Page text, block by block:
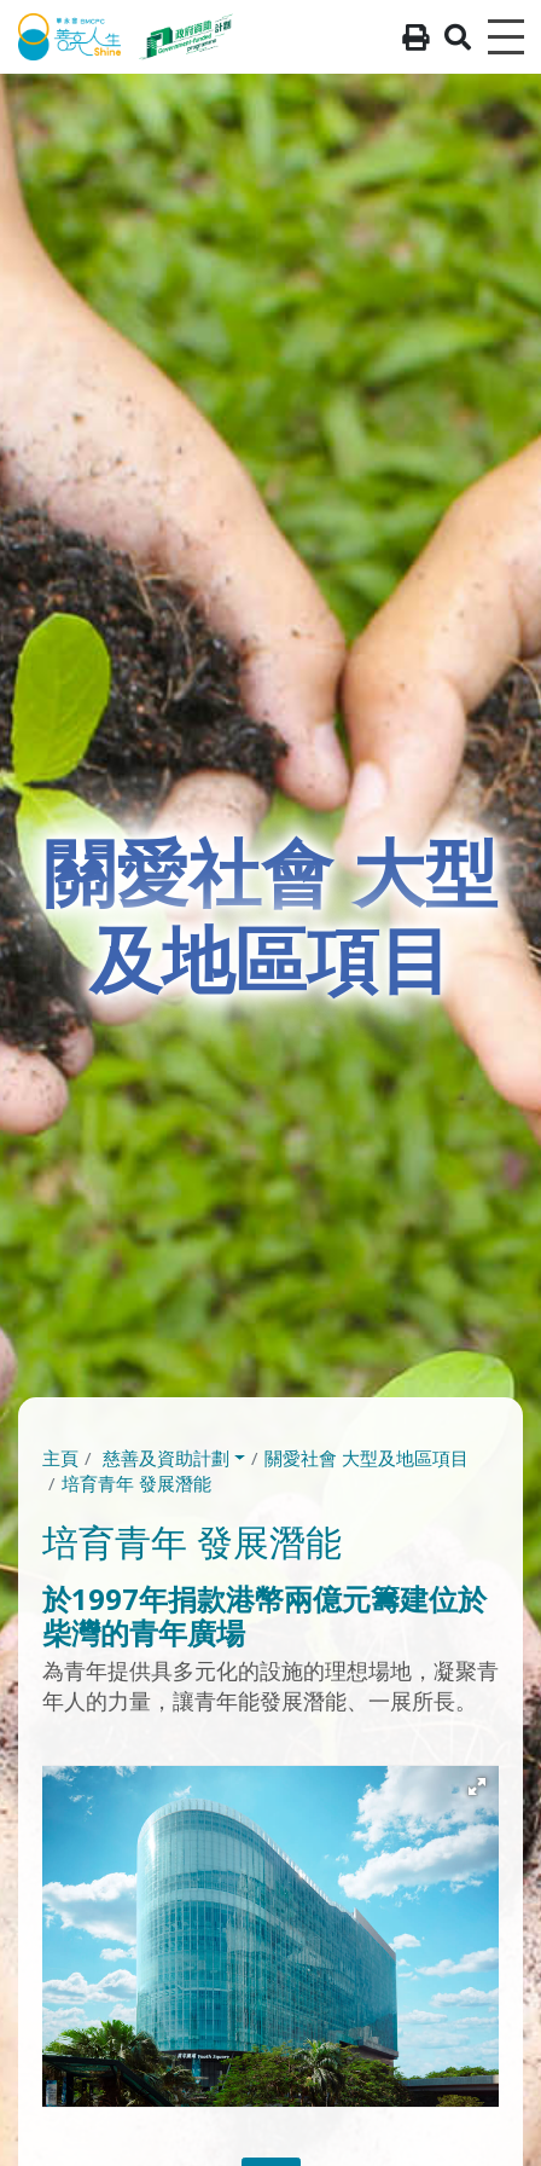
列印 - 移
搜
關愛社會 大型
及地區項目
主頁 慈善及資助計劃
關愛社會 大型及地區項目
培育青年 發展潛能
培育青年 發展潛能
於1997年捐款港幣兩億元籌建位於
柴灣的青年廣場
為青年提供具多元化的設施的理想場地，凝聚青
年人的力量，讓青年能發展潛能、一展所長。